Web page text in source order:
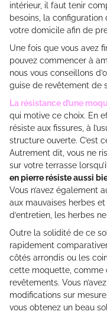
intérieur, il faut tenir
besoins, la
votre domicile afin de
Une fois que vous avez
pouvez commencer à
nous vous conseillons
guise de revêtement de
La résistance d’une
qui motive ce choix. En
résiste aux fissures, à
structure ouverte. C’est
Autrement dit, vous ne
sur votre terrasse
en pierre résiste aussi
Vous n’avez également
aux mauvaises herbes
d’entretien, les herbes
Outre la solidité de ce
rapidement
côtés arrondis ou les
cette moquette, comme
revêtements. Vous
modifications sur
vous obtenez un beau